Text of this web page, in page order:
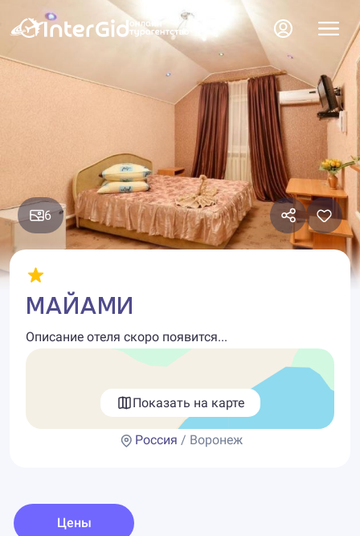
6
МАЙАМИ
Описание отеля скоро появится...
Показать на карте
Россия / Воронеж
Цены